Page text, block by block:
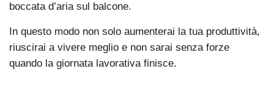
boccata d’aria sul balcone.
In questo modo non solo aumenterai la tua produttività,
riuscirai a vivere meglio e non sarai senza forze
quando la giornata lavorativa finisce.